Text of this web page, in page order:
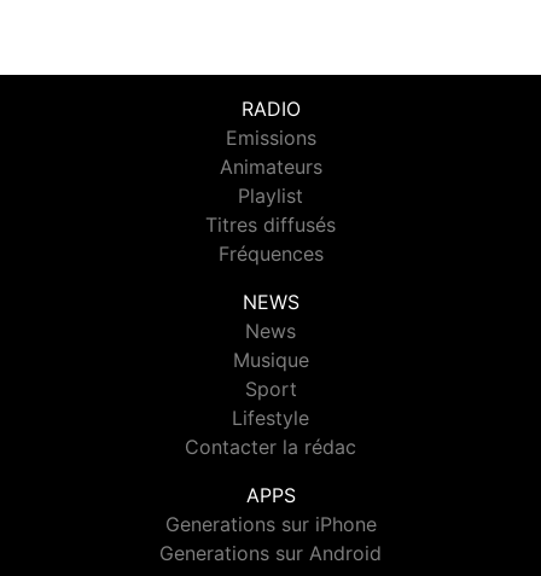
RADIO
Emissions
Animateurs
Playlist
Titres diffusés
Fréquences
NEWS
News
Musique
Sport
Lifestyle
Contacter la rédac
APPS
Generations sur iPhone
Generations sur Android